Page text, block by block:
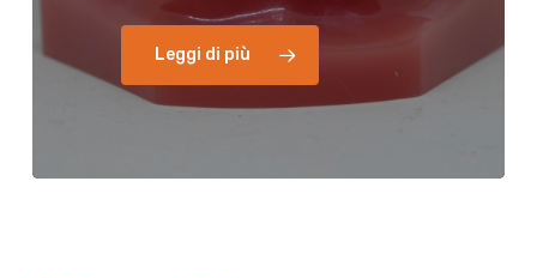
Leggi di più